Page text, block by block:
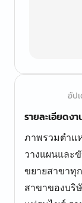
อัป
รายละเอียดงา
ภาพรวมตำแ
วางแผนและ
ขยายสาขาทุก
สาขาของบริ